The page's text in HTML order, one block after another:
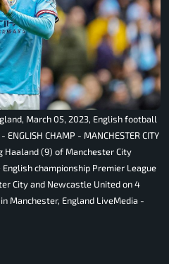
March 05, 2023, English football
CHAMP - MANCHESTER CITY
Haaland (9) of Manchester City
championship Premier League
City and Newcastle United on 4
Manchester, England LiveMedia -